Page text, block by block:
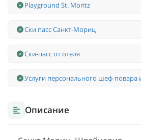
Playground St. Moritz
Ски пасс Санкт-Мориц
Ски-пасс от отеля
Услуги персонального шеф-повара
Описание